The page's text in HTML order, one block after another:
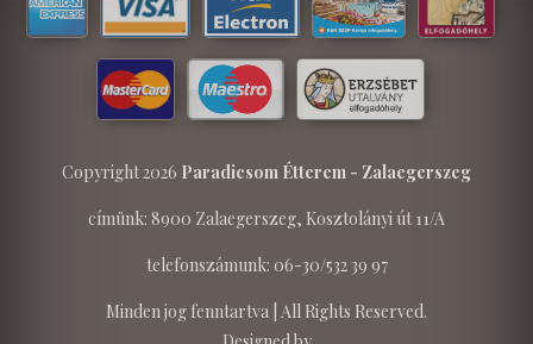
Copyright 2026 Paradicsom Étterem - Zalaegerszeg
címünk: 8900 Zalaegerszeg, Kosztolányi út 11/A
telefonszámunk: 06-30/532 39 97
Minden jog fenntartva | All Rights Reserved.